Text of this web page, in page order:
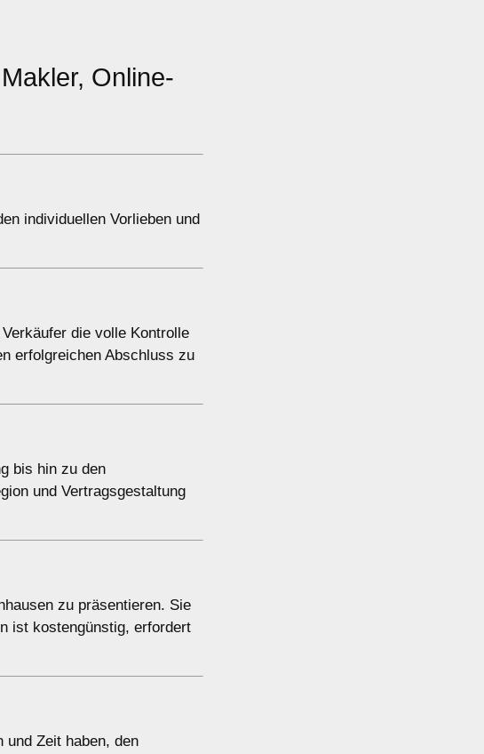
Online-
individuellen Vorlieben und
die volle Kontrolle
erfolgreichen Abschluss zu
bis hin zu den
und Vertragsgestaltung
zu präsentieren. Sie
ist kostengünstig, erfordert
und Zeit haben, den